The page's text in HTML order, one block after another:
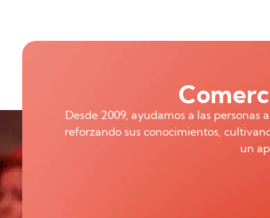
Desde 2009, ayudamos a las
reforzando sus conocimientos,
un